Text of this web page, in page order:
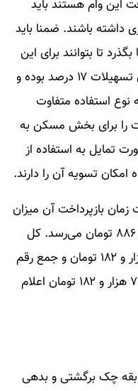
این وام هستند باید
داشته باشند. ضمنا باید
تا بتوانند برای این
تسهیلات درخواست بدهند. سود این تسهیلات ۱۷ درصد بوده و
نوع استفاده متفاوت
را برای بخش مسکن به
۶۰ ماه و در صورت تمایل به استفاده از
بازپرداخت آن میزان
هر قسط به ۳ میلیون و ۷۲۷ هزار و ۸۸۶ تومان می‌رسد. کل
سود تسهیلات ۷۳ میلیون و ۶۷۳ هزار و ۱۸۲ تومان و جمع رقم
وام و سود آن نیز ۲۲۳ میلیون و ۷۳۳ هزار و ۱۸۲ تومان اعلام
چک برگشتی و بدهی